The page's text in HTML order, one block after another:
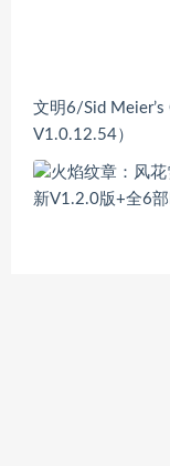
文明6/Sid
V1.0.12.54）